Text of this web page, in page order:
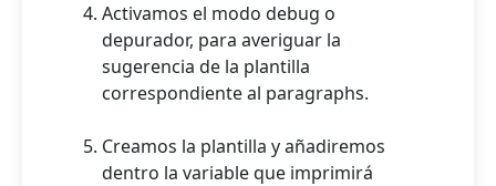
Activamos el modo debug o
depurador, para averiguar la
sugerencia de la plantilla
correspondiente al paragraphs.
Creamos la plantilla y añadiremos
dentro la variable que imprimirá